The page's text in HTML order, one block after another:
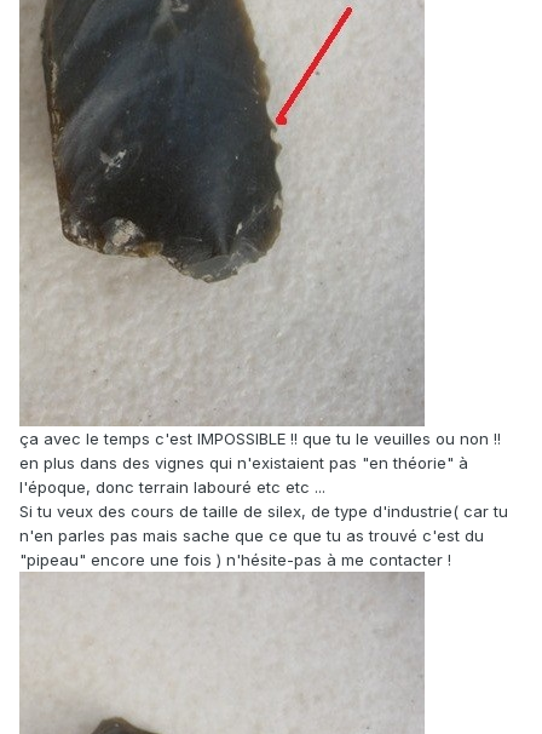
ça avec le temps c'est IMPOSSIBLE !! que tu le veuilles ou non !!
en plus dans des vignes qui n'existaient pas "en théorie" à
l'époque, donc terrain labouré etc etc ...
Si tu veux des cours de taille de silex, de type d'industrie( car tu
n'en parles pas mais sache que ce que tu as trouvé c'est du
"pipeau" encore une fois ) n'hésite-pas à me contacter !